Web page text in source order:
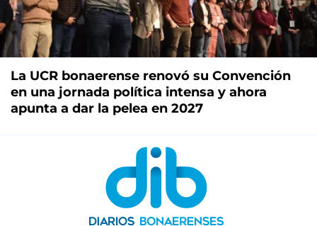
La UCR bonaerense renovó su Convención
en una jornada política intensa y ahora
apunta a dar la pelea en 2027